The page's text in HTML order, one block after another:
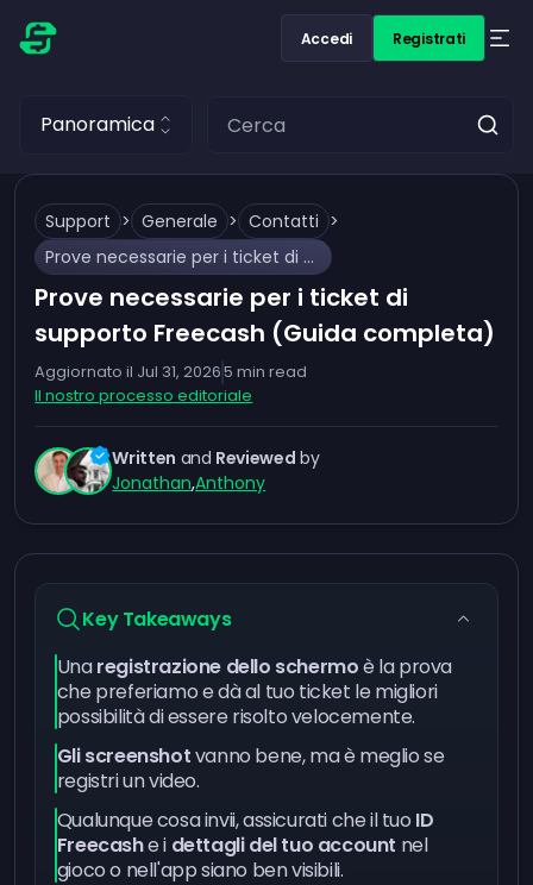
Accedi Registrati
Panoramica
Support > Generale > Contatti >
Prove necessarie per i ticket di supporto Freecash (Guida completa)
Prove necessarie per i ticket di
supporto Freecash (Guida completa)
Aggiornato il Jul 31, 20265 min read
Il nostro processo editoriale
Written and Reviewed by
Jonathan,Anthony
Key Takeaways
Unaregistrazione dello schermoè la prova
che preferiamo e dà al tuo ticket le migliori
possibilità di essere risolto velocemente.
Gli screenshotvanno bene, ma è meglio se
registri un video.
Qualunque cosa invii, assicurati che il tuo ID
Freecashe i dettagli del tuo account nel
gioco o nell'app siano ben visibili.